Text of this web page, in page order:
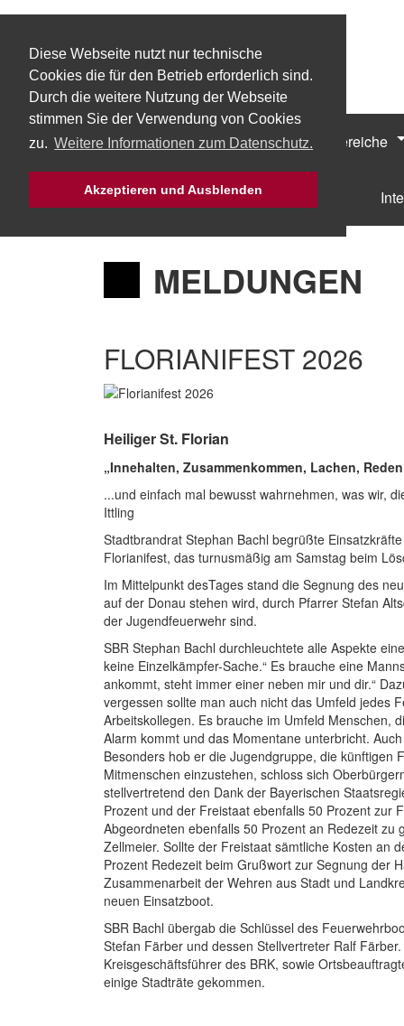
Diese Webseite nutzt nur technische
Cookies die für den Betrieb erforderlich sind.
Durch die weitere Nutzung der Webseite
stimmen Sie der Verwendung von Cookies
zu. Weitere Informationen zum Datenschutz.
Akzeptieren und Ausblenden
Start Über uns Fachbereiche
Bürgerservice
MELDUNGEN
FLORIANIFEST 2026
Heiliger St. Florian
„Innehalten, Zusammenkommen, Lachen,
...und einfach mal bewusst wahrnehmen, was wir,
Ittling
Stadtbrandrat Stephan Bachl begrüßte
Florianifest, das turnusmäßig am Samstag beim
Im Mittelpunkt desTages stand die Segnung des
auf der Donau stehen wird, durch Pfarrer Stefan
der Jugendfeuerwehr sind.
SBR Stephan Bachl durchleuchtete alle Aspekte
keine Einzelkämpfer-Sache.“ Es brauche eine
ankommt, steht immer einer neben mir und dir.“
vergessen sollte man auch nicht das Umfeld jedes
Arbeitskollegen. Es brauche im Umfeld Menschen,
Alarm kommt und das Momentane unterbricht.
Besonders hob er die Jugendgruppe, die künftigen
Mitmenschen einzustehen, schloss sich
stellvertretend den Dank der Bayerischen
Prozent und der Freistaat ebenfalls 50 Prozent zur
Abgeordneten ebenfalls 50 Prozent an Redezeit
Zellmeier. Sollte der Freistaat sämtliche Kosten an
Prozent Redezeit beim Grußwort zur Segnung der
Zusammenarbeit der Wehren aus Stadt und
neuen Einsatzboot.
SBR Bachl übergab die Schlüssel des
Stefan Färber und dessen Stellvertreter Ralf
Kreisgeschäftsführer des BRK, sowie
einige Stadträte gekommen.